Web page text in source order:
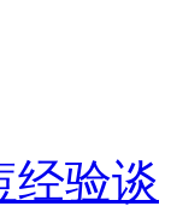
经验谈